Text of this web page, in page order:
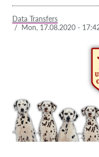
Data Transfers
/ Mon, 17.08.2020 -